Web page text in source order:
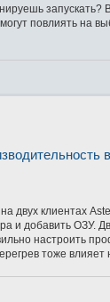
запускать?
повлиять на
двух клиентах
и добавить ОЗУ.
настроить
тоже влияет